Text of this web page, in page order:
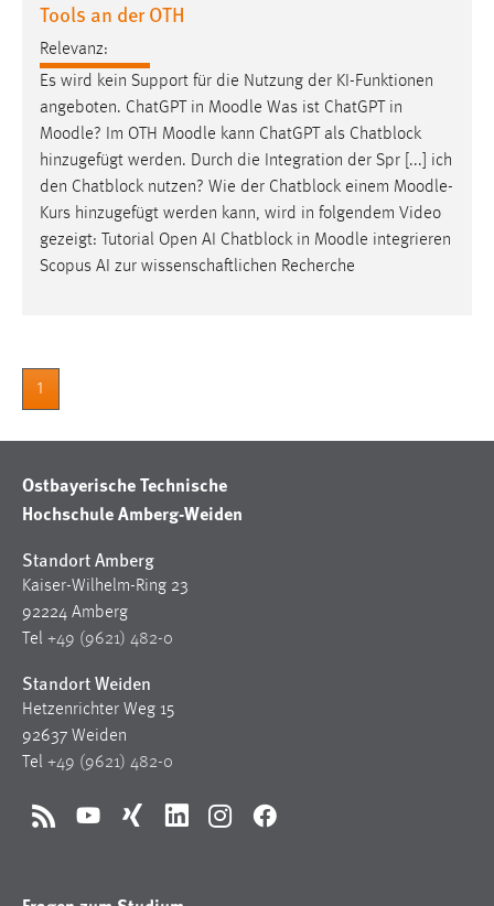
Tools an der OTH
Relevanz:
Es wird kein Support für die Nutzung der KI-Funktionen
angeboten. ChatGPT in Moodle Was ist ChatGPT in
Moodle? Im OTH Moodle kann ChatGPT als Chatblock
hinzugefügt werden. Durch die Integration der Spr [...] ich
den Chatblock nutzen? Wie der Chatblock einem Moodle-
Kurs hinzugefügt werden kann, wird in folgendem Video
gezeigt: Tutorial Open AI Chatblock in Moodle integrieren
Scopus AI zur wissenschaftlichen Recherche
1
Ostbayerische Technische
Hochschule Amberg-Weiden
Standort Amberg
Kaiser-Wilhelm-Ring 23
92224 Amberg
Tel +49 (9621) 482-0
Standort Weiden
Hetzenrichter Weg 15
92637 Weiden
Tel +49 (9621) 482-0
RSS YouTubeXing LinkedInInstagramFacebook
Name:
staticfilecache
Zweck:
Für performante Seitenauslieferung wird in diesem Cookie
gespeichert, ob man eingeloggt ist.
Sprachpräferenz
Name:
Chat
MibewSessionID, MIBEW_UserID, mibew_locale, mibew-
chat-frame-style-5e9dbeb1811c0446
Zweck:
Wird benötigt um die Chatfunktion nutzen zu können.
Cookie Laufzeit:
MibewSessionID, mibew-chat-frame-style-
5e9dbeb1811c0446 = Sitzungslaufzeit, mibew_locale = 3
Jahre, MIBEW_UserID = 1 Jahr
Login